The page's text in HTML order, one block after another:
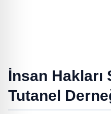
İnsan
Tutanel